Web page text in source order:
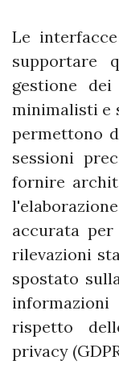
Le
supportare
gestione
minimalisti e
permettono
sessioni
fornire
accurata
rilevazioni
spostato
rispetto
privacy